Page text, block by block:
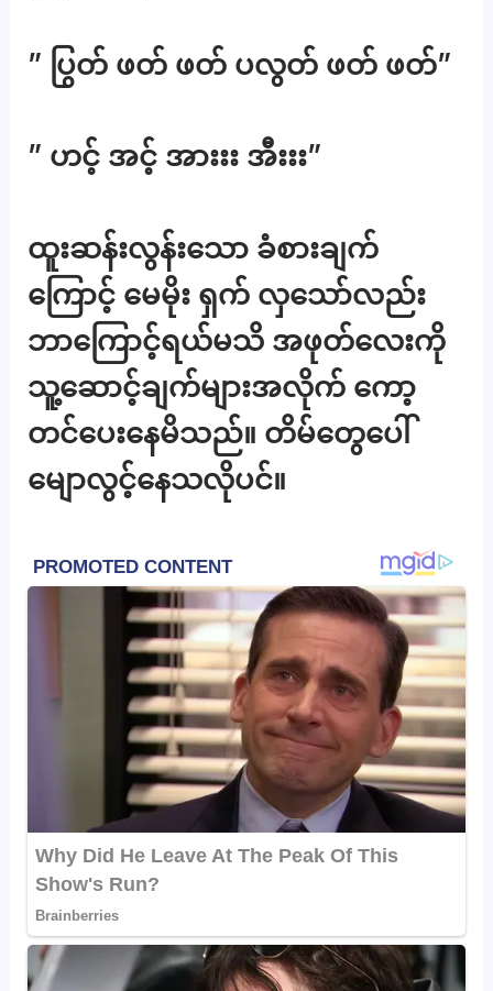
” ပြွတ် ဖတ် ဖတ် ပလွတ် ဖတ် ဖတ်”
” ဟင့် အင့် အားးး အီးးး”
ထူးဆန်းလွန်းသော ခံစားချက်
ကြောင့် မေမိုး ရှက် လှသော်လည်း
ဘာကြောင့်ရယ်မသိ အဖုတ်လေးကို
သူ့ဆောင့်ချက်များအလိုက် ကော့
တင်ပေးနေမိသည်။ တိမ်တွေပေါ်
မျောလွင့်နေသလိုပင်။